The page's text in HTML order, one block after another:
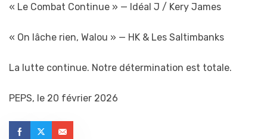
« Le Combat Continue » — Idéal J / Kery James
« On lâche rien, Walou » — HK & Les Saltimbanks
La lutte continue. Notre détermination est totale.
PEPS, le 20 février 2026